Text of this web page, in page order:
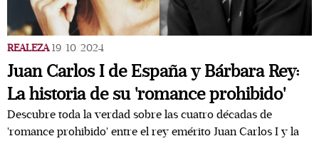
REALEZA 19/10/2024
Juan Carlos I de España y Bárbara Rey:
La historia de su 'romance prohibido'
Descubre toda la verdad sobre las cuatro décadas de
'romance prohibido' entre el rey emérito Juan Carlos I y la